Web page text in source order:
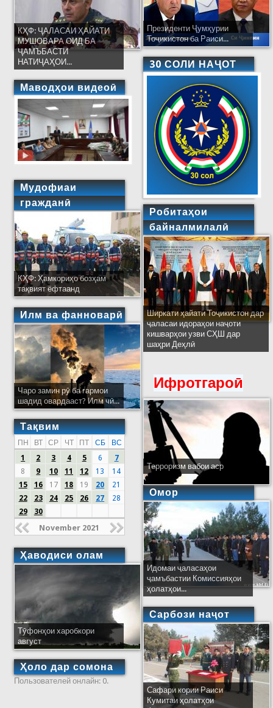
КҲФ: ҶАЛАСАИ ҲАЙАТИ
МУШОВАРА ОИД БА
ҶАМЪБАСТИ
НАТИҶАҲОИ...
Маводҳои видеоӣ
Мудофиаи
гражданӣ
КҲФ: Ҳамкориҳо бозҳам
тақвият ёфтаанд
Илм ва фанноварӣ
Чаро замин рӯ ба гармои
шадид овардааст? Илм чӣ...
Тақвим
ПН ВТ СР ЧТ ПТ СБ
ВС
1
2 3 4 5 6
7
8
9 10 11 12 13
14
15
16 17 18 19 20
21
22
23 24 25 26 27
28
29
30
November 2021
Ҳаводиси олам
Тӯфонҳои харобкори
август
Ҳоло дар сомона
Пользователей онлайн: 0.
Президенти Ҷумҳурии
Тоҷикистон ба Раиси...
30 СОЛИ НАҶОТ
Робитаҳои
байналмилалӣ
Ширкати ҳайати Тоҷикистон дар
ҷаласаи идораҳои наҷоти
кишварҳои узви СҲШ дар
шаҳри Деҳлӣ
Ифротгароӣ
Терроризм вабои аср
Омор
Идомаи ҷаласаҳои
ҷамъбастии Комиссияҳои
ҳолатҳои...
Сарбози наҷот
Сафари кории Раиси
Кумитаи ҳолатҳои